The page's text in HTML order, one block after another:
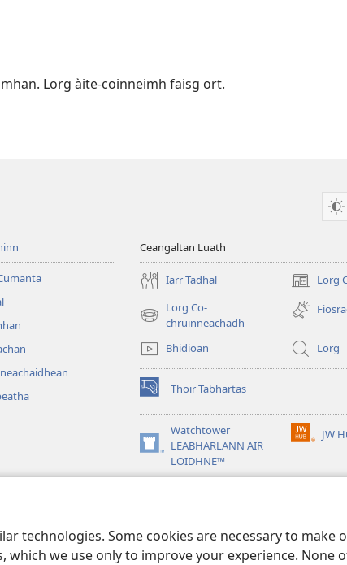
technologies. Some cookies are necessary to make
we use only to improve your experience. None
Lorg àite-coinneimh faisg ort.
Ceangaltan Luath
Iarr Tadhal Lorg
(opens
new
window)
Lorg Co-
chruinneachadh
(opens
window)Bhidioan Lorg
Thoir Tabhartas
(opens
new
window)Watchtower
LEABHARLANN AIR
LOIDHNE™
(opens
JW
(opens
window)